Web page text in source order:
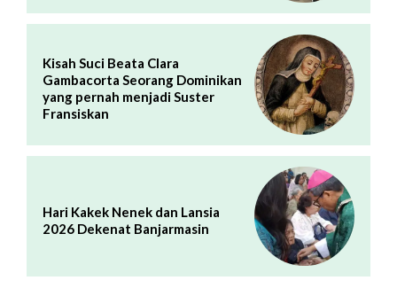
Kisah Suci Beata Clara
Gambacorta Seorang Dominikan
yang pernah menjadi Suster
Fransiskan
Hari Kakek Nenek dan Lansia
2026 Dekenat Banjarmasin